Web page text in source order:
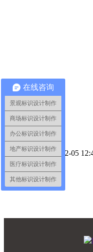
创建时间：2020-12-05
끄收藏
ꄴ上一篇： 无
ꄲ 下一篇： 无
在线咨询
景观标识设计制作
商场标识设计制作
办公标识设计制作
地产标识设计制作
医疗标识设计制作
其他标识设计制作